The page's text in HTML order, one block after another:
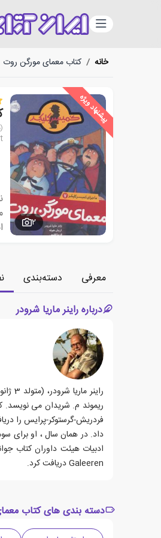
دسته‌بندی
خانه / کتاب معمای مورگن روت
پیشنهاد ویژه
2
معرفی دسته‌بندی
درباره راینر ماریا شرودر
Galeeren دریافت کرد.
دسته بندی های کتاب